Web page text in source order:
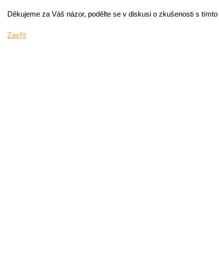
Děkujeme za Váš názor, podělte se v diskusi o zkušenosti s
Zavřít